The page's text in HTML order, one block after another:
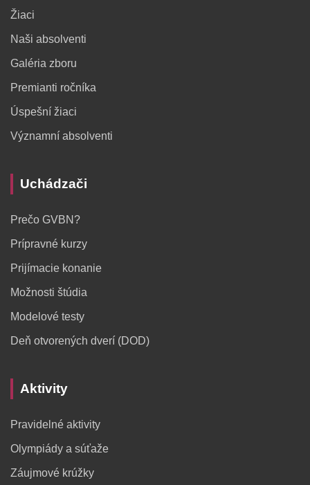
Žiaci
Naši absolventi
Galéria zboru
Premianti ročníka
Úspešní žiaci
Významní absolventi
Uchádzači
Prečo GVBN?
Prípravné kurzy
Prijímacie konanie
Možnosti štúdia
Modelové testy
Deň otvorených dverí (DOD)
Aktivity
Pravidelné aktivity
Olympiády a súťaže
Záujmové krúžky